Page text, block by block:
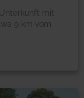
mit
9 km vom